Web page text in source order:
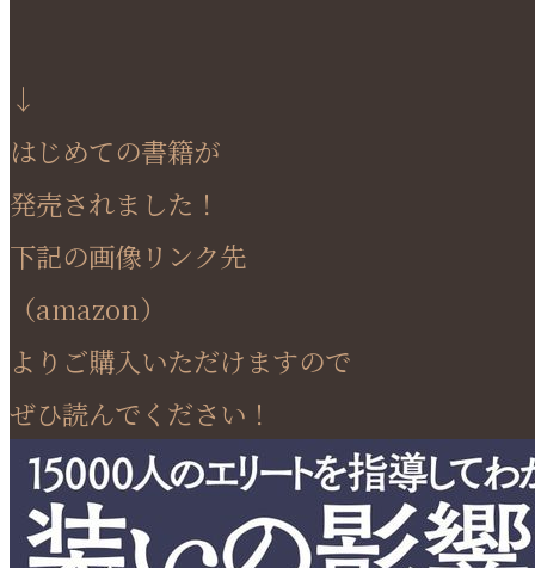
↓
はじめての書籍が
発売されました！
下記の画像リンク先
（amazon）
よりご購入いただけますので
ぜひ読んでください！